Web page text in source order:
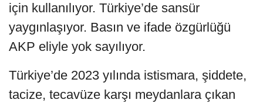
için kullanılıyor. Türkiye’de sansür
yaygınlaşıyor. Basın ve ifade özgürlüğü
AKP eliyle yok sayılıyor.
Türkiye’de 2023 yılında istismara, şiddete,
tacize, tecavüze karşı meydanlara çıkan